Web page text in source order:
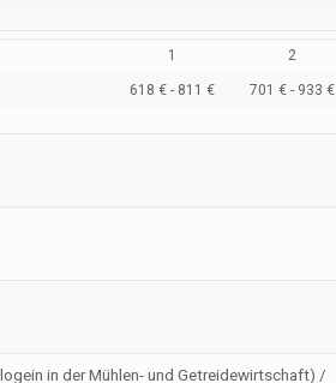
1 2
618 € - 811 € 701 € - 933 €
in der Mühlen- und Getreidewirtschaft) /